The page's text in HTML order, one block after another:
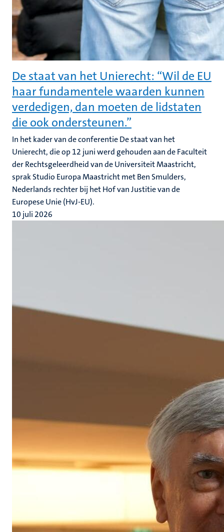
De staat van het Unierecht: “Wil de EU
haar fundamentele waarden kunnen
verdedigen, dan moeten de lidstaten
die ook ondersteunen.”
In het kader van de conferentie De staat van het
Unierecht, die op 12 juni werd gehouden aan de Faculteit
der Rechtsgeleerdheid van de Universiteit Maastricht,
sprak Studio Europa Maastricht met Ben Smulders,
Nederlands rechter bij het Hof van Justitie van de
Europese Unie (HvJ-EU).
10 juli 2026